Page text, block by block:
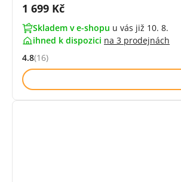
Cena s DPH:
1 699 Kč
Skladem v e-shopu u vás již 10. 8.
ihned k dispozici na 3 prodejnách
Hodnocení: 4.8 z 5 (16 recenzí)
4.8(16)